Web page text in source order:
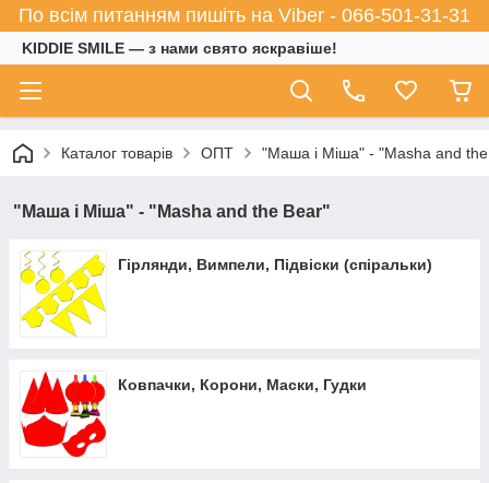
По всім питанням пишіть на Viber - 066-501-31-31
KIDDIE SMILE — з нами свято яскравіше!
Каталог товарів ОПТ "Маша і Міша" - "Masha and
"Маша і Міша" - "Masha and the Bear"
Гірлянди, Вимпели, Підвіски (спіральки)
Ковпачки, Корони, Маски, Гудки